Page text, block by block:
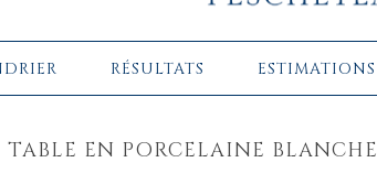
RÉSULTATS ESTIMATIONS
TABLE EN PORCELAINE BLANCHE